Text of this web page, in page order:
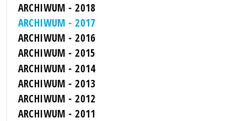
ARCHIWUM - 2018
ARCHIWUM - 2017
ARCHIWUM - 2016
ARCHIWUM - 2015
ARCHIWUM - 2014
ARCHIWUM - 2013
ARCHIWUM - 2012
ARCHIWUM - 2011